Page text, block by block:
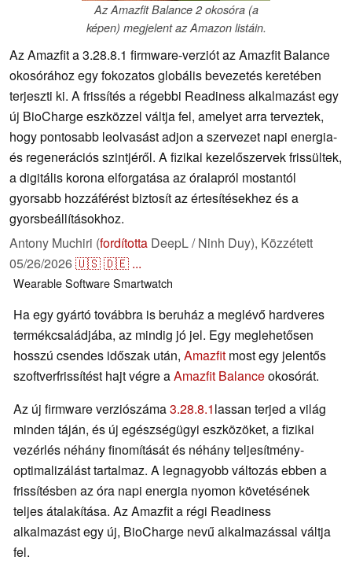
Az Amazfit Balance 2 okosóra (a
képen) megjelent az Amazon listáin.
Az Amazfit a 3.28.8.1 firmware-verziót az Amazfit Balance
okosórához egy fokozatos globális bevezetés keretében
terjeszti ki. A frissítés a régebbi Readiness alkalmazást egy
új BioCharge eszközzel váltja fel, amelyet arra terveztek,
hogy pontosabb leolvasást adjon a szervezet napi energia-
és regenerációs szintjéről. A fizikai kezelőszervek frissültek,
a digitális korona elforgatása az óralapról mostantól
gyorsabb hozzáférést biztosít az értesítésekhez és a
gyorsbeállításokhoz.
Antony Muchiri (fordította DeepL / Ninh Duy), Közzétett
05/26/2026🇺🇸🇩🇪 ...
WearableSoftwareSmartwatch
Ha egy gyártó továbbra is beruház a meglévő hardveres
termékcsaládjába, az mindig jó jel. Egy meglehetősen
hosszú csendes időszak után, Amazfit most egy jelentős
szoftverfrissítést hajt végre aAmazfit Balanceokosórát.
Az új firmware verziószáma3.28.8.1lassan terjed a világ
minden táján, és új egészségügyi eszközöket, a fizikai
vezérlés néhány finomítását és néhány teljesítmény-
optimalizálást tartalmaz. A legnagyobb változás ebben a
frissítésben az óra napi energia nyomon követésének
teljes átalakítása. Az Amazfit a régi Readiness
alkalmazást egy új, BioCharge nevű alkalmazással váltja
fel.